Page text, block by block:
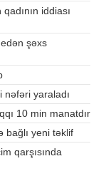
iddiası
şəxs
yaraladı
10 min manatdır
bağlı yeni təklif
qarşısında